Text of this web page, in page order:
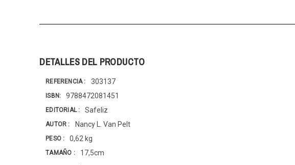
DETALLES DEL PRODUCTO
REFERENCIA 303137
ISBN 9788472081451
EDITORIAL Safeliz
AUTOR Nancy L. Van Pelt
PESO 0,62 kg
TAMAÑO 17,5cm